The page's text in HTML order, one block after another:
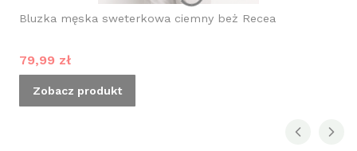
Bluzka męska sweterkowa ciemny beż Recea
Cena promocyjna
79,99 zł
Zobacz produkt